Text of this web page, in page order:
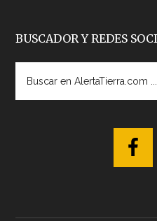
BUSCADOR Y REDES
AlertaTierra.com